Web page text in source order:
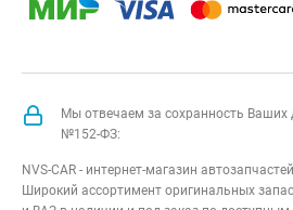
Мы отвечаем за сохранность Ваших
№152-ФЗ:
NVS-CAR - интернет-магазин
Широкий ассортимент оригинальных